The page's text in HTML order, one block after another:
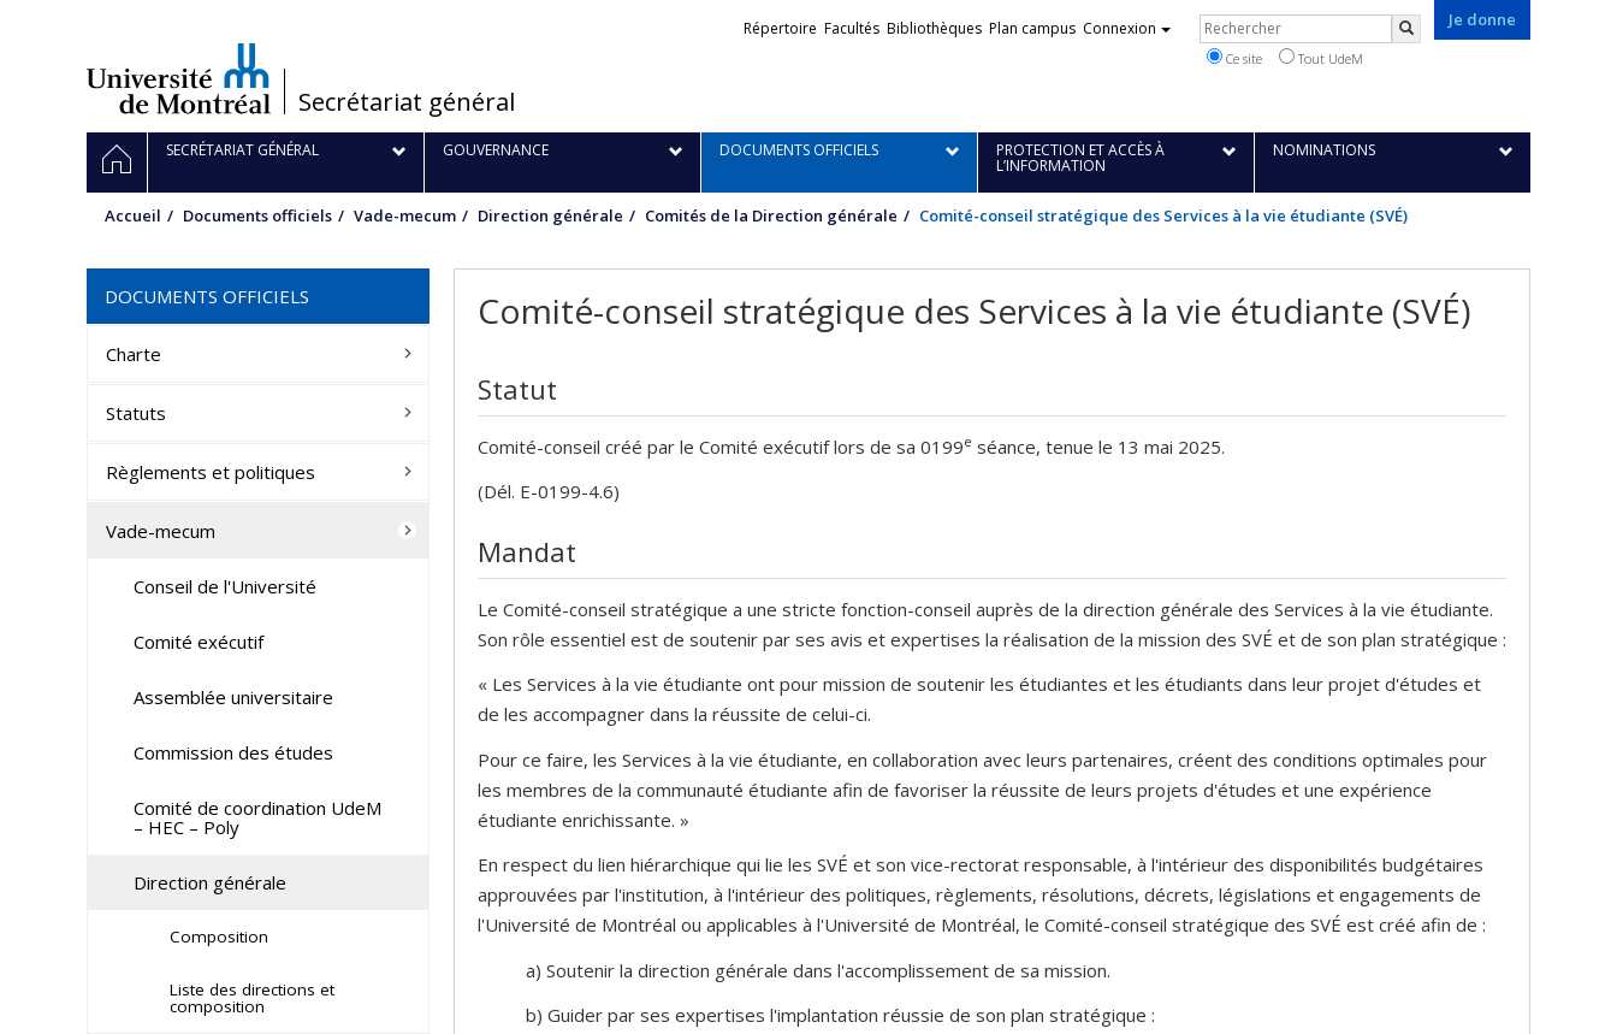
/
Secrétariat général
Je donne
Liens
Répertoire Facultés Bibliothèques Plan campus Connexion Rechercher
Ce site Tout UdeM
Navigation
principale
ACCUEILSECRÉTARIAT GÉNÉRAL GOUVERNANCE DOCUMENTS OFFICIELS PROTECTION ET ACCÈS À
L’INFORMATION
NOMINATIONS
Accueil Documents officiels Vade-mecum Direction générale Comités de la Direction générale Comité-conseil stratégique des Services à la vie étudiante (SVÉ)
Comité-conseil stratégique des Services à la vie étudiante (SVÉ)
Statut
Comité-conseil créé par le Comité exécutif lors de sa 0199e séance, tenue le 13 mai 2025.
(Dél. E-0199-4.6)
Mandat
Le Comité-conseil stratégique a une stricte fonction-conseil auprès de la direction générale des Services à la vie étudiante.
Son rôle essentiel est de soutenir par ses avis et expertises la réalisation de la mission des SVÉ et de son plan stratégique :
« Les Services à la vie étudiante ont pour mission de soutenir les étudiantes et les étudiants dans leur projet d'études et
de les accompagner dans la réussite de celui-ci.
Pour ce faire, les Services à la vie étudiante, en collaboration avec leurs partenaires, créent des conditions optimales pour
les membres de la communauté étudiante afin de favoriser la réussite de leurs projets d'études et une expérience
étudiante enrichissante. »
En respect du lien hiérarchique qui lie les SVÉ et son vice-rectorat responsable, à l'intérieur des disponibilités budgétaires
approuvées par l'institution, à l'intérieur des politiques, règlements, résolutions, décrets, législations et engagements de
l'Université de Montréal ou applicables à l'Université de Montréal, le Comité-conseil stratégique des SVÉ est créé afin de :
a) Soutenir la direction générale dans l'accomplissement de sa mission.
b) Guider par ses expertises l'implantation réussie de son plan stratégique :
DOCUMENTS OFFICIELS
Charte
Statuts
Règlements et politiques
Vade-mecum
Conseil de l'Université
Comité exécutif
Assemblée universitaire
Commission des études
Comité de coordination UdeM
– HEC – Poly
Direction générale
Composition
Liste des directions et
composition